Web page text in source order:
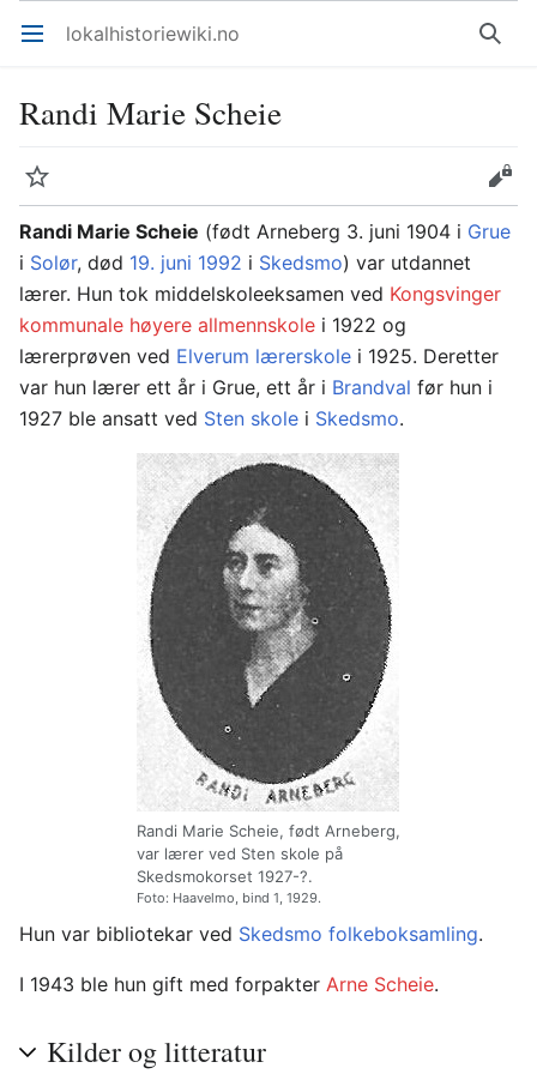
Åpne hovedmenyen lokalhistoriewiki.no Søk
Randi Marie Scheie
Overvåk
Rediger
Randi Marie Scheie (født Arneberg 3. juni 1904 i Grue
i Solør, død 19. juni 1992 i Skedsmo) var utdannet
lærer. Hun tok middelskoleeksamen ved Kongsvinger
kommunale høyere allmennskole i 1922 og
lærerprøven ved Elverum lærerskole i 1925. Deretter
var hun lærer ett år i Grue, ett år i Brandval før hun i
1927 ble ansatt ved Sten skole i Skedsmo.
Randi Marie Scheie, født Arneberg,
var lærer ved Sten skole på
Skedsmokorset 1927-?.
Foto: Haavelmo, bind 1, 1929.
Hun var bibliotekar ved Skedsmo folkeboksamling.
I 1943 ble hun gift med forpakter Arne Scheie.
Kilder og litteratur